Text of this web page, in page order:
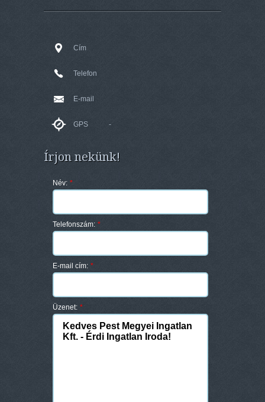
Cím
Telefon
E-mail
GPS -
Írjon nekünk!
Név: *
Telefonszám: *
E-mail cím: *
Üzenet: *